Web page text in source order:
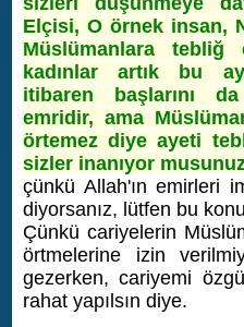
Elçisi, O örnek insan,
Müslümanlara tebliğ
kadınlar artık bu
itibaren başlarını
emridir, ama
örtemez diye ayeti
sizler inanıyor
çünkü Allah'ın emirleri
diyorsanız, lütfen bu
Çünkü cariyelerin
örtmelerine izin
gezerken, cariyemi
rahat yapılsın diye.